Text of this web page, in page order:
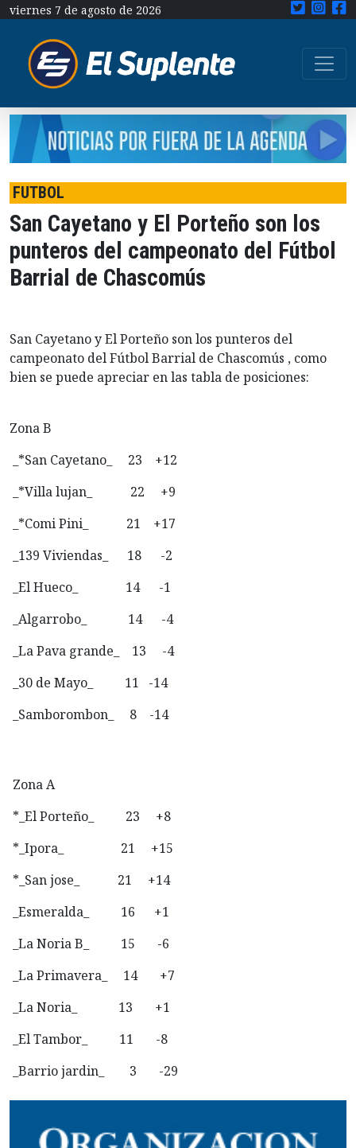
viernes 7 de agosto de 2026
FUTBOL
San Cayetano y El Porteño son los
punteros del campeonato del Fútbol
Barrial de Chascomús
San Cayetano y El Porteño son los punteros del
campeonato del Fútbol Barrial de Chascomús , como
bien se puede apreciar en las tabla de posiciones:
Zona B
_*San Cayetano_ 23 +12
_*Villa lujan_ 22 +9
_*Comi Pini_ 21 +17
_139 Viviendas_ 18 -2
_El Hueco_ 14 -1
_Algarrobo_ 14 -4
_La Pava grande_ 13 -4
_30 de Mayo_ 11 -14
_Samborombon_ 8 -14
Zona A
*_El Porteño_ 23 +8
*_Ipora_ 21 +15
*_San jose_ 21 +14
_Esmeralda_ 16 +1
_La Noria B_ 15 -6
_La Primavera_ 14 +7
_La Noria_ 13 +1
_El Tambor_ 11 -8
_Barrio jardin_ 3 -29